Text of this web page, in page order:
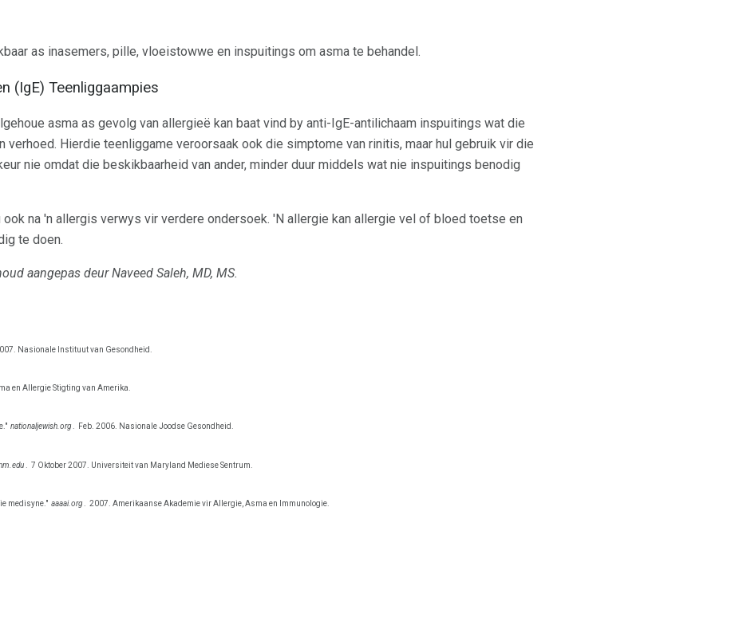
as inasemers, pille, vloeistowwe en inspuitings om asma te behandel.
(IgE) Teenliggaampies
​​asma as gevolg van allergieë kan baat vind by anti-IgE-antilichaam inspuitings wat die
verhoed. Hierdie teenliggame veroorsaak ook die simptome van rinitis, maar hul gebruik vir die
nie omdat die beskikbaarheid van ander, minder duur middels wat nie inspuitings benodig
na 'n allergis verwys vir verdere ondersoek. 'N allergie kan allergie vel of bloed toetse en
te doen.
aangepas deur Naveed Saleh, MD, MS.
Nasionale Instituut van Gesondheid.
en Allergie Stigting van Amerika.
nationaljewish.org. Feb. 2006. Nasionale Joodse Gesondheid.
7 Oktober 2007. Universiteit van Maryland Mediese Sentrum.
medisyne." aaaai.org 2007. Amerikaanse Akademie vir Allergie, Asma en Immunologie.